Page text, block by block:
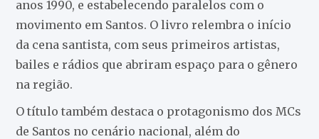
anos 1990, e estabelecendo paralelos com o
movimento em Santos. O livro relembra o início
da cena santista, com seus primeiros artistas,
bailes e rádios que abriram espaço para o gênero
na região.
O título também destaca o protagonismo dos MCs
de Santos no cenário nacional, além do